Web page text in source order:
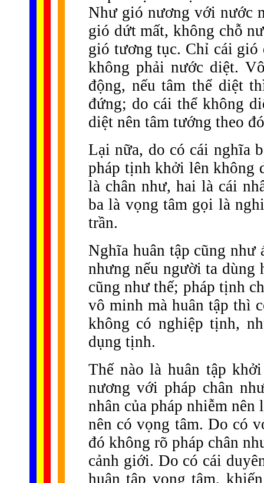
Như gió nương với nước
gió dứt mất, không chỗ
gió tương tục. Chỉ cái gió
không phải nước diệt.
động, nếu tâm thể diệt
đứng; do cái thể không
diệt nên tâm tướng theo
Lại nữa, do có cái nghĩa
pháp tịnh khởi lên không
là chân như, hai là cái
ba là vọng tâm gọi là
trần.
Nghĩa huân tập cũng như
nhưng nếu người ta
cũng như thế; pháp tịnh
vô minh mà huân tập thì
không có nghiệp tịnh,
dụng tịnh.
Thế nào là huân tập
nương với pháp chân
nhân của pháp nhiễm
nên có vọng tâm. Do có
đó không rõ pháp chân
cảnh giới. Do có cái
huân tập vọng tâm,